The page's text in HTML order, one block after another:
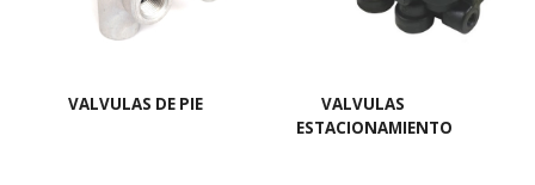
VALVULAS DE PIE
VALVULAS
ESTACIONAMIENTO